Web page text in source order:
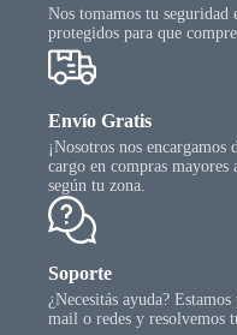
Nos tomamos tu seguridad
protegidos para que
Envío Gratis
¡Nosotros nos
cargo en compras
según tu zona.
Soporte
¿Necesitás ayuda?
mail o redes y resolvemos